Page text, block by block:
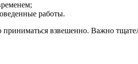
работы.
взвешенно. Важно